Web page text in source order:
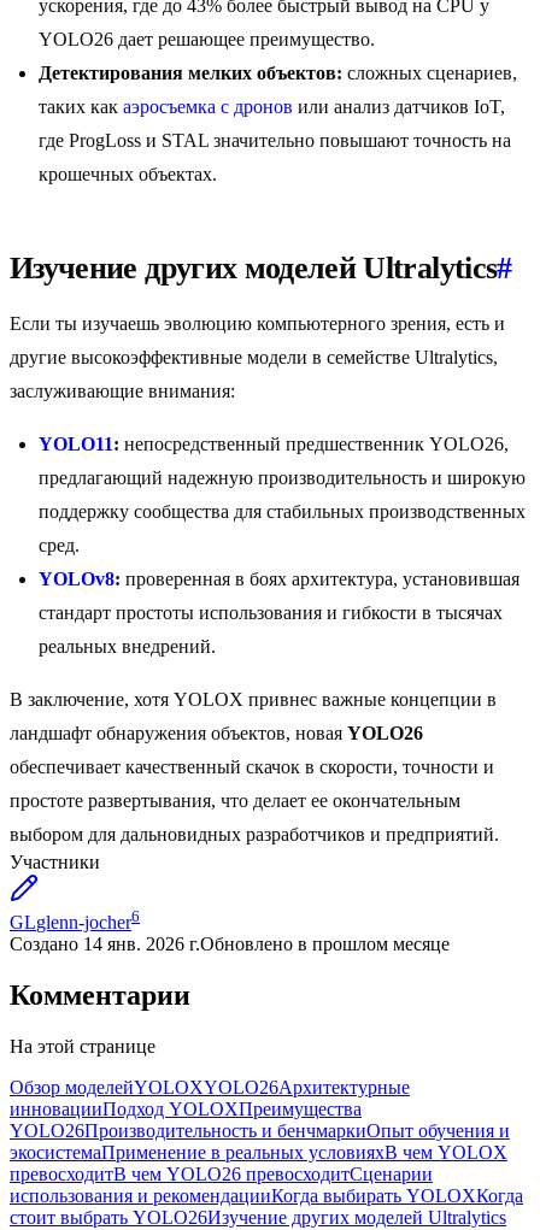
ускорения, где до 43% более быстрый вывод на CPU у
YOLO26 дает решающее преимущество.
Детектирования мелких объектов: сложных сценариев,
таких как аэросъемка с дронов или анализ датчиков IoT,
где ProgLoss и STAL значительно повышают точность на
крошечных объектах.
Изучение других моделей Ultralytics#
Если ты изучаешь эволюцию компьютерного зрения, есть и
другие высокоэффективные модели в семействе Ultralytics,
заслуживающие внимания:
YOLO11: непосредственный предшественник YOLO26,
предлагающий надежную производительность и широкую
поддержку сообщества для стабильных производственных
сред.
YOLOv8: проверенная в боях архитектура, установившая
стандарт простоты использования и гибкости в тысячах
реальных внедрений.
В заключение, хотя YOLOX привнес важные концепции в
ландшафт обнаружения объектов, новая YOLO26
обеспечивает качественный скачок в скорости, точности и
простоте развертывания, что делает ее окончательным
выбором для дальновидных разработчиков и предприятий.
Участники
GLglenn-jocher6
Создано 14 янв. 2026 г.Обновлено в прошлом месяце
Комментарии
На этой странице
Обзор моделейYOLOXYOLO26Архитектурные
инновацииПодход YOLOXПреимущества
YOLO26Производительность и бенчмаркиОпыт обучения и
экосистемаПрименение в реальных условияхВ чем YOLOX
превосходитВ чем YOLO26 превосходитСценарии
использования и рекомендацииКогда выбирать YOLOXКогда
стоит выбрать YOLO26Изучение других моделей Ultralytics